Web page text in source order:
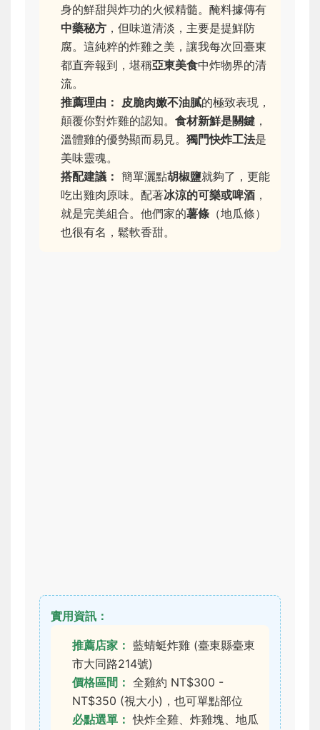
身的鮮甜與炸功的火候精髓。醃料據傳有
中藥秘方 ，但味道清淡，主要是提鮮防
腐。這純粹的炸雞之美，讓我每次回臺東
都直奔報到，堪稱亞東美食中炸物界的清
流。
推薦理由： 皮脆肉嫩不油膩的極致表現，
顛覆你對炸雞的認知。 食材新鮮是關鍵 ，
溫體雞的優勢顯而易見。 獨門快炸工法是
美味靈魂。
搭配建議： 簡單灑點胡椒鹽就夠了，更能
吃出雞肉原味。配著冰涼的可樂或啤酒 ，
就是完美組合。他們家的薯條 （地瓜條）
也很有名，鬆軟香甜。
實用資訊：
推薦店家： 藍蜻蜓炸雞 (臺東縣臺東
市大同路214號)
價格區間： 全雞約 NT$300 -
NT$350 (視大小)，也可單點部位
必點選單： 快炸全雞、炸雞塊、地瓜